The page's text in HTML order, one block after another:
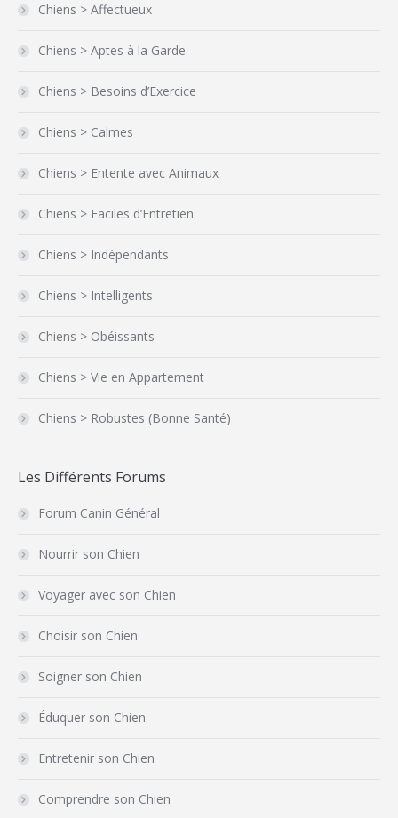
Chiens > Affectueux
Chiens > Aptes à la Garde
Chiens > Besoins d’Exercice
Chiens > Calmes
Chiens > Entente avec Animaux
Chiens > Faciles d’Entretien
Chiens > Indépendants
Chiens > Intelligents
Chiens > Obéissants
Chiens > Vie en Appartement
Chiens > Robustes (Bonne Santé)
Les Différents Forums
Forum Canin Général
Nourrir son Chien
Voyager avec son Chien
Choisir son Chien
Soigner son Chien
Éduquer son Chien
Entretenir son Chien
Comprendre son Chien